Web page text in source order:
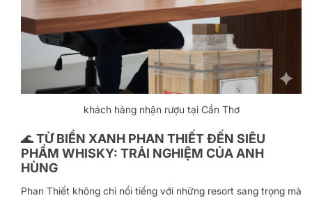
khách hàng nhận rượu tại Cần Thơ
🌊 TỪ BIỂN XANH PHAN THIẾT ĐẾN SIÊU
PHẨM WHISKY: TRẢI NGHIỆM CỦA ANH
HÙNG
Phan Thiết không chỉ nổi tiếng với những resort sang trọng mà